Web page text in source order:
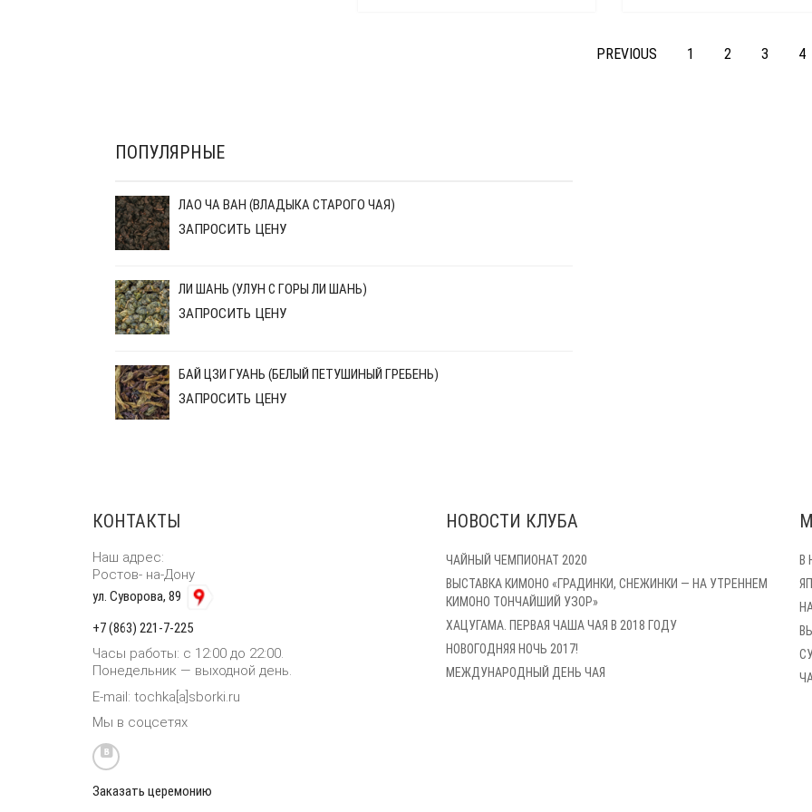
PREVIOUS 1 2 3 4
ПОПУЛЯРНЫЕ
ЛАО ЧА ВАН (ВЛАДЫКА СТАРОГО ЧАЯ)
ЗАПРОСИТЬ ЦЕНУ
ЛИ ШАНЬ (УЛУН С ГОРЫ ЛИ ШАНЬ)
ЗАПРОСИТЬ ЦЕНУ
БАЙ ЦЗИ ГУАНЬ (БЕЛЫЙ ПЕТУШИНЫЙ ГРЕБЕНЬ)
ЗАПРОСИТЬ ЦЕНУ
КОНТАКТЫ
Наш адрес:
Ростов- на-Дону
ул. Суворова, 89
+7 (863) 221-7-225
Часы работы: с 12:00 до 22:00.
Понедельник — выходной день.
E-mail: tochka[a]sborki.ru
Мы в соцсетях
Заказать церемонию
НОВОСТИ КЛУБА
ЧАЙНЫЙ ЧЕМПИОНАТ 2020
ВЫСТАВКА КИМОНО «ГРАДИНКИ, СНЕЖИНКИ — НА УТРЕННЕМ
КИМОНО ТОНЧАЙШИЙ УЗОР»
ХАЦУГАМА. ПЕРВАЯ ЧАША ЧАЯ В 2018 ГОДУ
НОВОГОДНЯЯ НОЧЬ 2017!
МЕЖДУНАРОДНЫЙ ДЕНЬ ЧАЯ
В